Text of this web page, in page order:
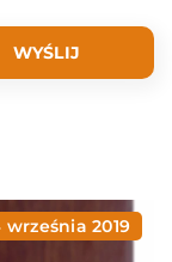
września 2019